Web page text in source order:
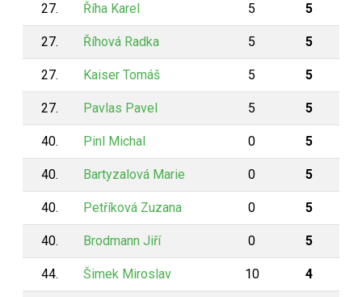
27. Říha Karel 5 5
27. Říhová Radka 5 5
27. Kaiser Tomáš 5 5
27. Pavlas Pavel 5 5
40. Pinl Michal 0 5
40. Bartyzalová Marie 0 5
40. Petříková Zuzana 0 5
40. Brodmann Jiří 0 5
44. Šimek Miroslav 10 4